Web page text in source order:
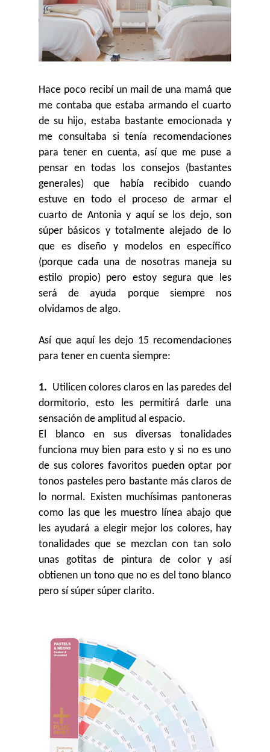
Hace poco recibí un mail de una mamá que
me contaba que estaba armando el cuarto
de su hijo, estaba bastante emocionada y
me consultaba si tenía recomendaciones
para tener en cuenta, así que me puse a
pensar en todas los consejos (bastantes
generales) que había recibido cuando
estuve en todo el proceso de armar el
cuarto de Antonia y aquí se los dejo, son
súper básicos y totalmente alejado de lo
que es diseño y modelos en específico
(porque cada una de nosotras maneja su
estilo propio) pero estoy segura que les
será de ayuda porque siempre nos
olvidamos de algo.
Así que aquí les dejo 15 recomendaciones
para tener en cuenta siempre:
1. Utilicen colores claros en las paredes del
dormitorio, esto les permitirá darle una
sensación de amplitud al espacio.
El blanco en sus diversas tonalidades
funciona muy bien para esto y si no es uno
de sus colores favoritos pueden optar por
tonos pasteles pero bastante más claros de
lo normal. Existen muchísimas pantoneras
como las que les muestro línea abajo que
les ayudará a elegir mejor los colores, hay
tonalidades que se mezclan con tan solo
unas gotitas de pintura de color y así
obtienen un tono que no es del tono blanco
pero sí súper súper clarito.